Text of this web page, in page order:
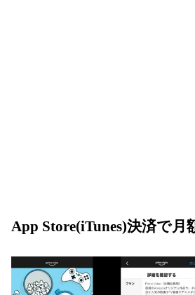
App Store(iTunes)決済で月